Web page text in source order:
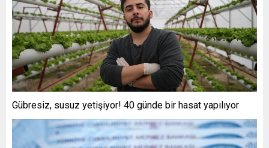
Gübresiz, susuz yetişiyor! 40 günde bir hasat yapılıyor